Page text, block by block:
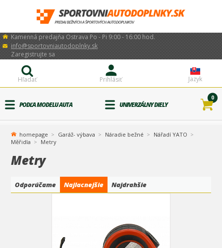
Kamenná predajňa Ostrava Po - Pi 9:00 - 16:00 hod.
info@sportovniautodoplnky.sk
Jazyk
Prihlásiť
Zaregistrujte sa
Hľadať
PODĽA MODELU AUTA UNIVERZÁLNY DIELY
0
homepage Garáž- výbava Náradie bežné
Nářadí YATO
Měřidla
Metry
Metry
Odporúčame Najlacnejšie Najdrahšie